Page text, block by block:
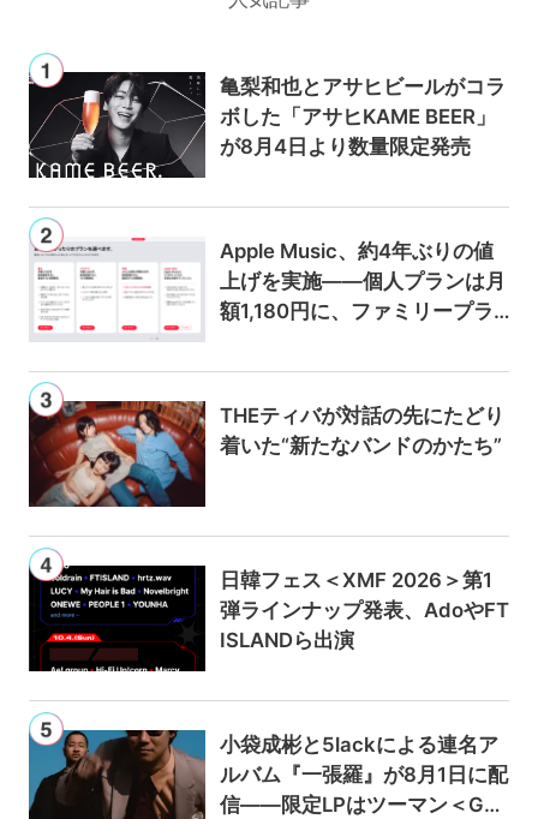
亀梨和也とアサヒビールがコラ
ボした「アサヒKAME BEER」
が8月4日より数量限定発売
Apple Music、約4年ぶりの値
上げを実施——個人プランは月
額1,180円に、ファミリープラ
THEティバが対話の先にたどり
着いた“新たなバンドのかたち”
日韓フェス＜XMF 2026＞第1
弾ラインナップ発表、AdoやFT
ISLANDら出演
小袋成彬と5lackによる連名ア
ルバム『一張羅』が8月1日に配
信——限定LPはツーマン＜Gai